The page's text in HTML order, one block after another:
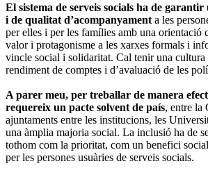
El sistema de serveis socials ha de
i de qualitat d’acompanyament a les
per elles i per les famílies amb una orientació
valor i protagonisme a les xarxes formals i
vincle social i solidaritat. Cal tenir una cultura
rendiment de comptes i d’avaluació de les
A parer meu, per treballar de manera
requereix un pacte solvent de país, entre la
ajuntaments entre les institucions, les
una àmplia majoria social. La inclusió ha de
tothom com la prioritat, com un benefici
per les persones usuàries de serveis socials.